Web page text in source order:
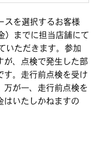
スを選択するお客様
までに担当店舗にて
いただきます。参加
が、点検で発生した部
す。走行前点検を受け
万が一、走行前点検を
はいたしかねますの